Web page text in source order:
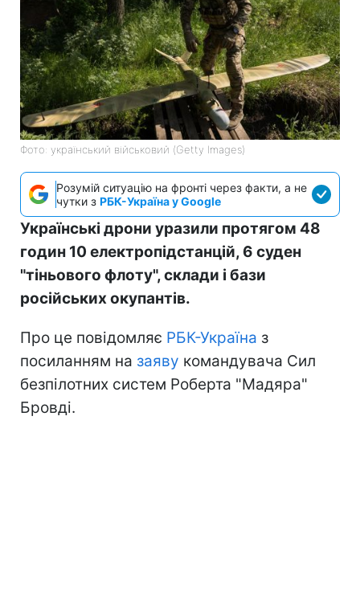
Фото: український військовий (Getty Images)
Розумій ситуацію на фронті через факти, а не
чутки з РБК-Україна у Google
Українські дрони уразили протягом 48
годин 10 електропідстанцій, 6 суден
"тіньового флоту", склади і бази
російських окупантів.
Про це повідомляє РБК-Україна з
посиланням на заяву командувача Сил
безпілотних систем Роберта "Мадяра"
Бровді.